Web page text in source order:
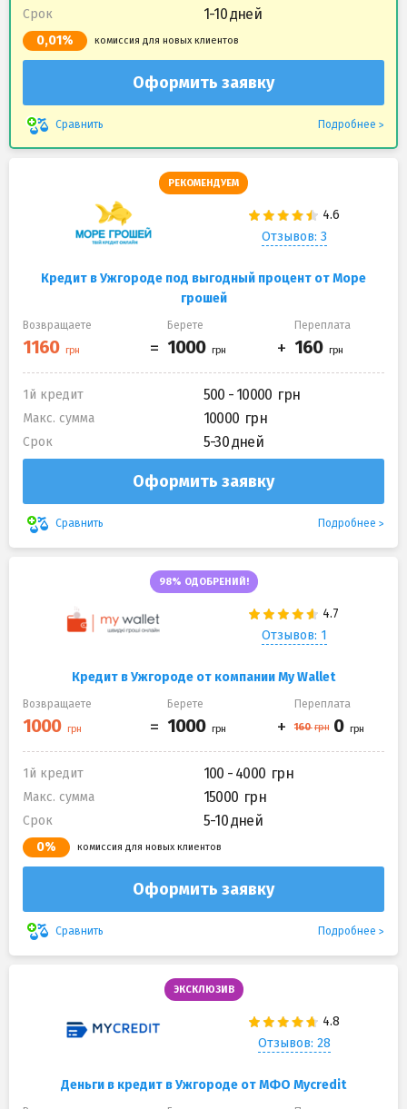
Срок 1-10 дней
0,01% комиссия для новых клиентов
Оформить заявку
Сравнить Подробнее
РЕКОМЕНДУЕМ
Отзывов: 3
Кредит в Ужгороде под выгодный процент от Море
грошей
Возвращаете Берете Переплата
1й кредит 500 - 10000
Макс. сумма 10000
Срок 5-30 дней
Оформить заявку
Сравнить Подробнее
98% ОДОБРЕНИЙ!
Отзывов: 1
Кредит в Ужгороде от компании My Wallet
Возвращаете Берете Переплата
1й кредит 100 - 4000
Макс. сумма 15000
Срок 5-10 дней
0% комиссия для новых клиентов
Оформить заявку
Сравнить Подробнее
ЭКСКЛЮЗИВ
Отзывов: 28
Деньги в кредит в Ужгороде от МФО Mycredit